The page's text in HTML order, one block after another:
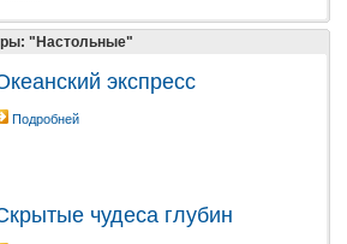
"Настольные"
экспресс
Подробней
чудеса глубин